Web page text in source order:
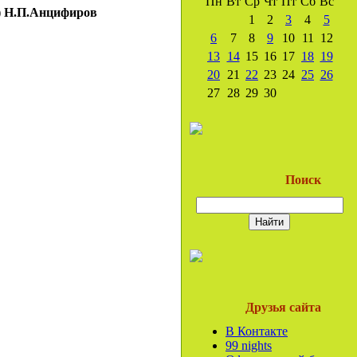
Н.П.Анцифиров
1
2 3 4
5
6
7 8 9 10 11
12
13 14 15 16 17 18 19
20 21 22 23 24 25 26
27 28 29 30
Поиск
Друзья сайта
В Контакте
99 nights